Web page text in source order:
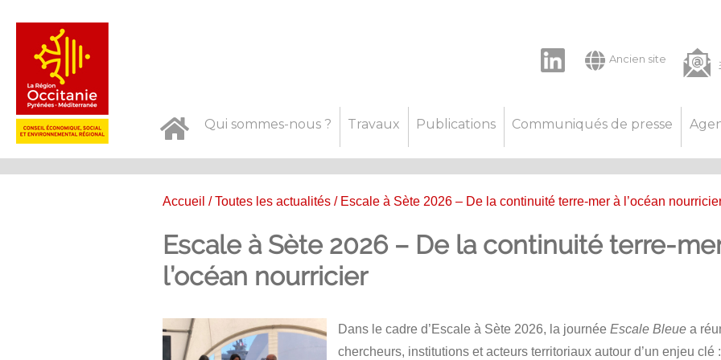
Ancien site
Qui sommes-nous ? Travaux Publications Communiqués de presse
Accueil /Toutes les actualités/ Escale à Sète 2026 – De la continuité terre-mer à l’océan
Escale à Sète 2026 – De la continuité terre-
l’océan nourricier
Dans le cadre d’Escale à Sète 2026, la journéeEscale Bleue a
chercheurs, institutions et acteurs territoriaux autour d’un enjeu clé :